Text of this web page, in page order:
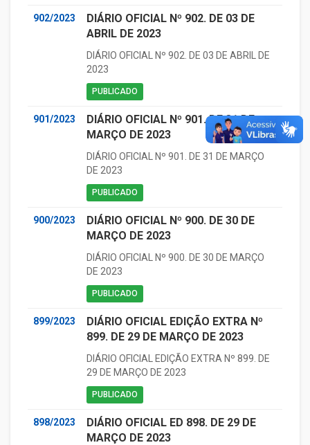
902/2023
DIÁRIO OFICIAL Nº 902. DE 03 DE
ABRIL DE 2023
DIÁRIO OFICIAL Nº 902. DE 03 DE ABRIL DE
2023
PUBLICADO
901/2023
DIÁRIO OFICIAL Nº 901. DE 31 DE
MARÇO DE 2023
DIÁRIO OFICIAL Nº 901. DE 31 DE MARÇO
DE 2023
PUBLICADO
900/2023
DIÁRIO OFICIAL Nº 900. DE 30 DE
MARÇO DE 2023
DIÁRIO OFICIAL Nº 900. DE 30 DE MARÇO
DE 2023
PUBLICADO
899/2023
DIÁRIO OFICIAL EDIÇÃO EXTRA Nº
899. DE 29 DE MARÇO DE 2023
DIÁRIO OFICIAL EDIÇÃO EXTRA Nº 899. DE
29 DE MARÇO DE 2023
PUBLICADO
898/2023
DIÁRIO OFICIAL ED 898. DE 29 DE
MARÇO DE 2023